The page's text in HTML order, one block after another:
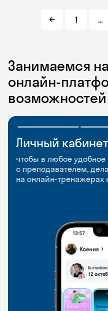
1 ...
Занимаемся
онлайн-
возможностей
Личный кабинет
чтобы в любое
с преподавателем,
на онлайн-тренажерах
Мобильное
приложение
чтобы заниматься и
и когда удобно
Разговорные
и Talks
Групповые занятия
и индивидуальные